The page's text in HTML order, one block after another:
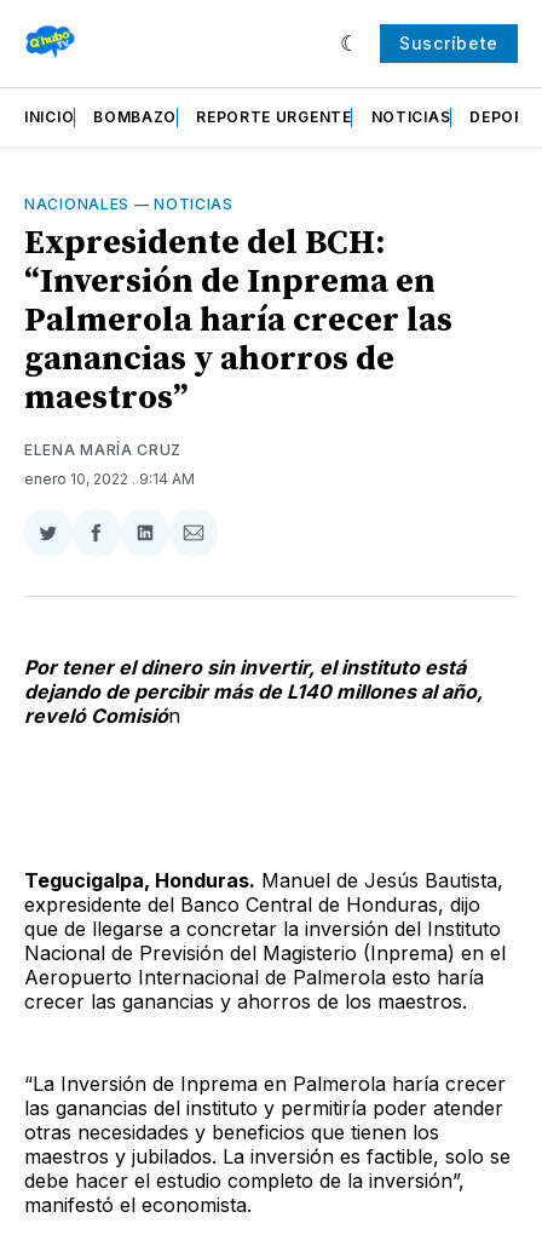
Suscríbete
INICIO BOMBAZO REPORTE URGENTE NOTICIAS
NACIONALES —NOTICIAS
Expresidente del BCH:
“Inversión de Inprema en
Palmerola haría crecer las
ganancias y ahorros de
maestros”
ELENA MARÍA CRUZ
enero 10, 2022 . 9:14 AM
Compartir
Twitter
Compartir
Facebook
Compartir
LinkedIn
Compartir
Email
Por tener el dinero sin invertir, el instituto está
dejando de percibir más de L140 millones al año,
reveló Comisión
Tegucigalpa, Honduras. Manuel de Jesús Bautista,
expresidente del Banco Central de Honduras, dijo
que de llegarse a concretar la inversión del Instituto
Nacional de Previsión del Magisterio (Inprema) en el
Aeropuerto Internacional de Palmerola esto haría
crecer las ganancias y ahorros de los maestros.
“La Inversión de Inprema en Palmerola haría crecer
las ganancias del instituto y permitiría poder atender
otras necesidades y beneficios que tienen los
maestros y jubilados. La inversión es factible, solo se
debe hacer el estudio completo de la inversión”,
manifestó el economista.